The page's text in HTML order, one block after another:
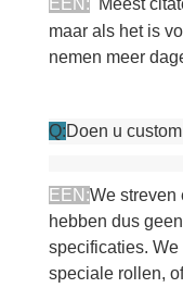
EEN:
Meest
maar als het is
nemen meer
Q:Doen u
EEN:We streven
hebben dus
specificaties.
speciale rollen,